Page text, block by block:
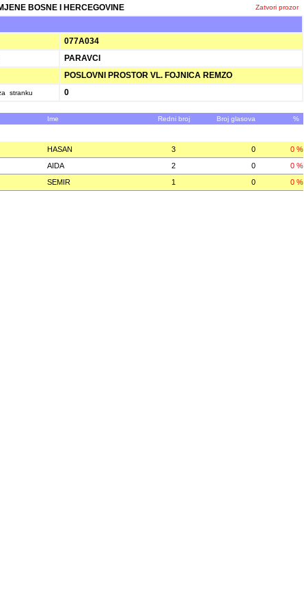
BOSNE I HERCEGOVINE Zatvori prozor
077A034
PARAVCI
POSLOVNI PROSTOR VL. FOJNICA REMZO
stranku 0
Ime Redni broj Broj glasova %
HASAN 3 0
0 %
AIDA 2 0
0 %
SEMIR 1 0 0 %